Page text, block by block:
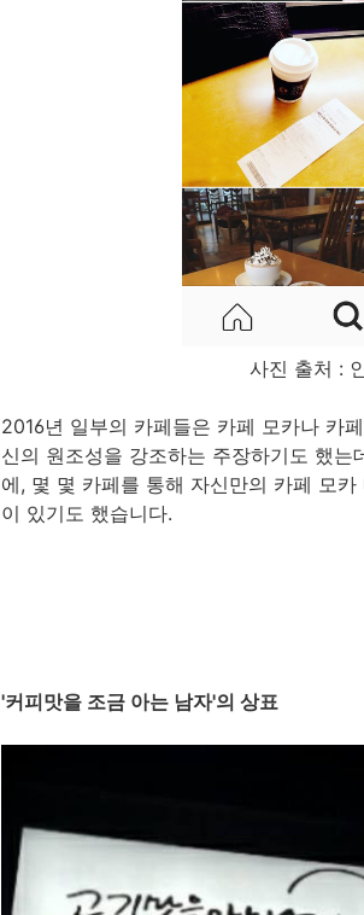
사진 출처 :
2016년 일부의 카페들은 카페 모카나 카
신의 원조성을 강조하는 주장하기도 했
에, 몇 몇 카페를 통해 자신만의 카페 모
이 있기도 했습니다.
'커피맛을 조금 아는 남자'의 상표